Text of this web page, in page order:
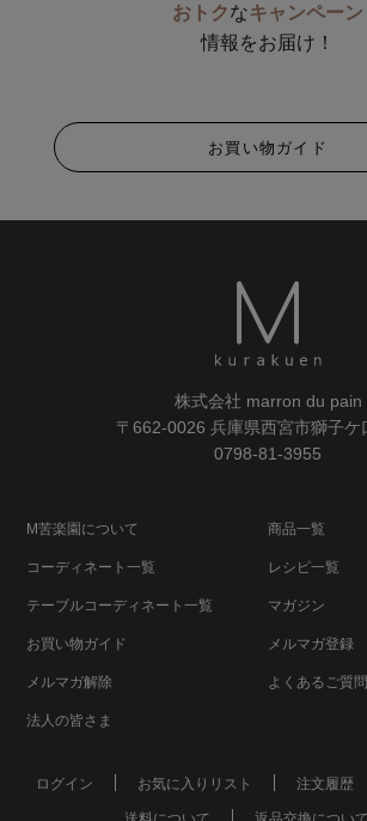
おトクなキャンペーン
情報をお届け！
お買い物ガイド
株式会社 marron du pain
〒662-0026 兵庫県西宮市獅子ケ
0798-81-3955
M苦楽園について 商品一覧
コーディネート一覧 レシピ一覧
テーブルコーディネート一覧 マガジン
お買い物ガイド メルマガ登録
メルマガ解除 よくあるご質問
法人の皆さま
ログイン お気に入りリスト 注文履歴